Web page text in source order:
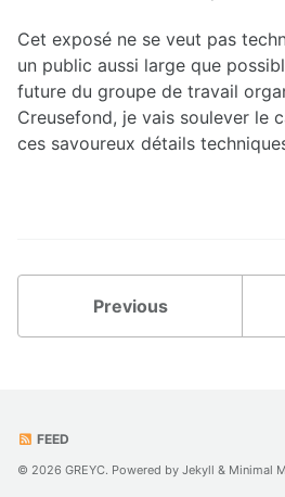
Cet exposé ne se veut pas
un public aussi large que
future du groupe de travail
Creusefond, je vais soulever le
ces savoureux détails
Previous
FEED
© 2026 GREYC. Powered by Jekyll & Minimal